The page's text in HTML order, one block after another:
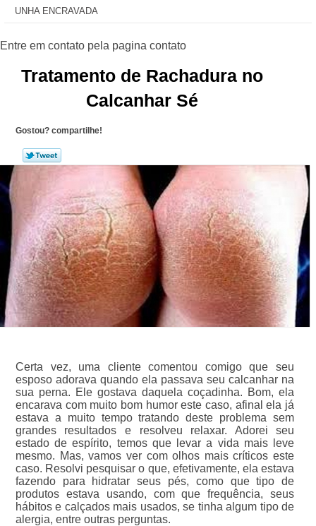
UNHA ENCRAVADA
Tratamento de Rachadura no
Calcanhar Sé
Gostou? compartilhe!
Certa vez, uma cliente comentou comigo que seu
esposo adorava quando ela passava seu calcanhar na
sua perna. Ele gostava daquela coçadinha. Bom, ela
encarava com muito bom humor este caso, afinal ela já
estava a muito tempo tratando deste problema sem
grandes resultados e resolveu relaxar. Adorei seu
estado de espírito, temos que levar a vida mais leve
mesmo. Mas, vamos ver com olhos mais críticos este
caso. Resolvi pesquisar o que, efetivamente, ela estava
fazendo para hidratar seus pés, como que tipo de
produtos estava usando, com que frequência, seus
hábitos e calçados mais usados, se tinha algum tipo de
alergia, entre outras perguntas.